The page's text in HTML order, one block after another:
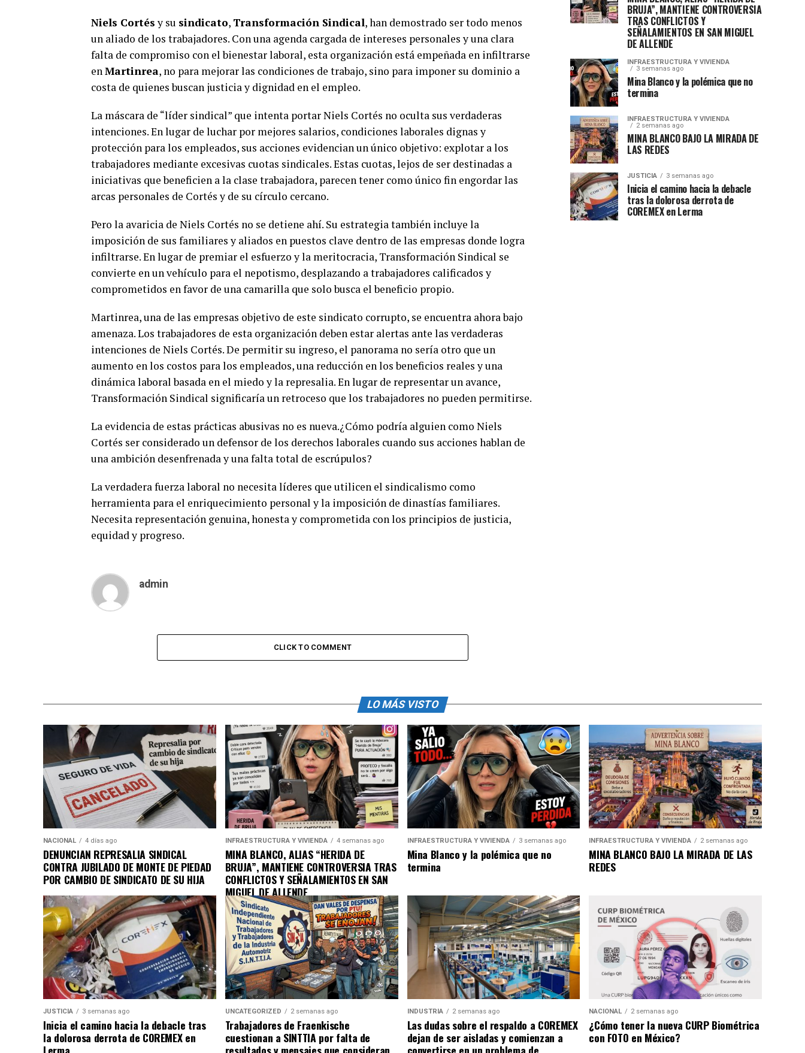
Niels Cortésy su sindicato, Transformación Sindical, han demostrado ser todo menos
un aliado de los trabajadores. Con una agenda cargada de intereses personales y una clara
falta de compromiso con el bienestar laboral, esta organización está empeñada en infiltrarse
enMartinrea, no para mejorar las condiciones de trabajo, sino para imponer su dominio a
costa de quienes buscan justicia y dignidad en el empleo.
La máscara de “líder sindical” que intenta portar Niels Cortés no oculta sus verdaderas
intenciones. En lugar de luchar por mejores salarios, condiciones laborales dignas y
protección para los empleados, sus acciones evidencian un único objetivo: explotar a los
trabajadores mediante excesivas cuotas sindicales. Estas cuotas, lejos de ser destinadas a
iniciativas que beneficien a la clase trabajadora, parecen tener como único fin engordar las
arcas personales de Cortés y de su círculo cercano.
Pero la avaricia de Niels Cortés no se detiene ahí. Su estrategia también incluye la
imposición de sus familiares y aliados en puestos clave dentro de las empresas donde logra
infiltrarse. En lugar de premiar el esfuerzo y la meritocracia, Transformación Sindical se
convierte en un vehículo para el nepotismo, desplazando a trabajadores calificados y
comprometidos en favor de una camarilla que solo busca el beneficio propio.
Martinrea, una de las empresas objetivo de este sindicato corrupto, se encuentra ahora bajo
amenaza. Los trabajadores de esta organización deben estar alertas ante las verdaderas
intenciones de Niels Cortés. De permitir su ingreso, el panorama no sería otro que un
aumento en los costos para los empleados, una reducción en los beneficios reales y una
dinámica laboral basada en el miedo y la represalia. En lugar de representar un avance,
Transformación Sindical significaría un retroceso que los trabajadores no pueden permitirse.
La evidencia de estas prácticas abusivas no es nueva.¿Cómo podría alguien como Niels
Cortés ser considerado un defensor de los derechos laborales cuando sus acciones hablan de
una ambición desenfrenada y una falta total de escrúpulos?
La verdadera fuerza laboral no necesita líderes que utilicen el sindicalismo como
herramienta para el enriquecimiento personal y la imposición de dinastías familiares.
Necesita representación genuina, honesta y comprometida con los principios de justicia,
equidad y progreso.
admin
CLICK TO COMMENT
BRUJA”, MANTIENE CONTROVERSIA
TRAS CONFLICTOS Y
SEÑALAMIENTOS EN SAN MIGUEL
DE ALLENDE
INFRAESTRUCTURA Y VIVIENDA
3 semanas ago
Mina Blanco y la polémica que no
termina
INFRAESTRUCTURA Y VIVIENDA
2 semanas ago
MINA BLANCO BAJO LA MIRADA DE
LAS REDES
JUSTICIA 3 semanas ago
Inicia el camino hacia la debacle
tras la dolorosa derrota de
COREMEX en Lerma
LO MÁS VISTO
NACIONAL 4 días ago
DENUNCIAN REPRESALIA SINDICAL
CONTRA JUBILADO DE MONTE DE PIEDAD
POR CAMBIO DE SINDICATO DE SU HIJA
INFRAESTRUCTURA Y VIVIENDA 4 semanas ago
MINA BLANCO, ALIAS “HERIDA DE
BRUJA”, MANTIENE CONTROVERSIA TRAS
CONFLICTOS Y SEÑALAMIENTOS EN SAN
MIGUEL DE ALLENDE
INFRAESTRUCTURA Y VIVIENDA 3 semanas ago
Mina Blanco y la polémica que no
termina
INFRAESTRUCTURA Y VIVIENDA 2 semanas ago
MINA BLANCO BAJO LA MIRADA DE LAS
REDES
JUSTICIA 3 semanas ago
Inicia el camino hacia la debacle tras
la dolorosa derrota de COREMEX en
UNCATEGORIZED 2 semanas ago
Trabajadores de Fraenkische
cuestionan a SINTTIA por falta de
INDUSTRIA 2 semanas ago
Las dudas sobre el respaldo a COREMEX
dejan de ser aisladas y comienzan a
NACIONAL 2 semanas ago
¿Cómo tener la nueva CURP Biométrica
con FOTO en México?